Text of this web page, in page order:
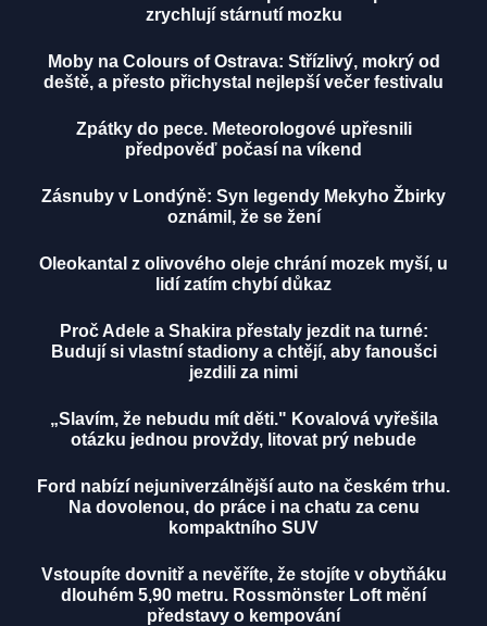
zrychlují stárnutí mozku
Moby na Colours of Ostrava: Střízlivý, mokrý od
deště, a přesto přichystal nejlepší večer festivalu
Zpátky do pece. Meteorologové upřesnili
předpověď počasí na víkend
Zásnuby v Londýně: Syn legendy Mekyho Žbirky
oznámil, že se žení
Oleokantal z olivového oleje chrání mozek myší, u
lidí zatím chybí důkaz
Proč Adele a Shakira přestaly jezdit na turné:
Budují si vlastní stadiony a chtějí, aby fanoušci
jezdili za nimi
„Slavím, že nebudu mít děti." Kovalová vyřešila
otázku jednou provždy, litovat prý nebude
Ford nabízí nejuniverzálnější auto na českém trhu.
Na dovolenou, do práce i na chatu za cenu
kompaktního SUV
Vstoupíte dovnitř a nevěříte, že stojíte v obytňáku
dlouhém 5,90 metru. Rossmönster Loft mění
představy o kempování